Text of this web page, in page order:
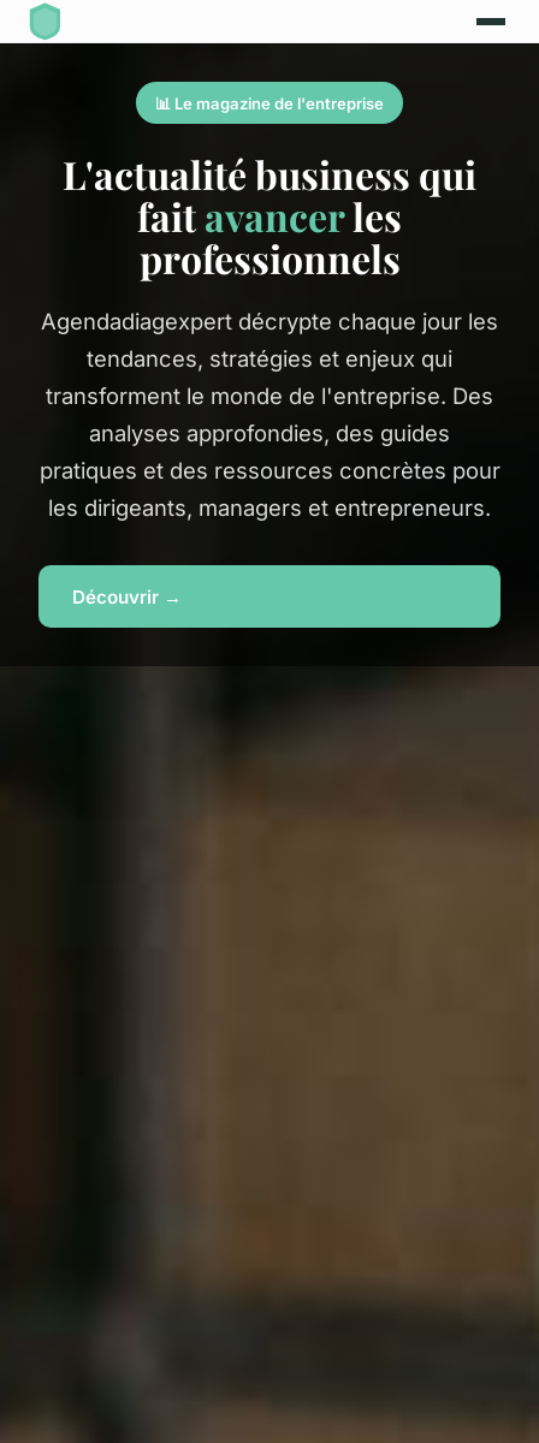
📊 Le magazine de l'entreprise
L'actualité business qui
faitavancerles
professionnels
Agendadiagexpert décrypte chaque jour les
tendances, stratégies et enjeux qui
transforment le monde de l'entreprise. Des
analyses approfondies, des guides
pratiques et des ressources concrètes pour
les dirigeants, managers et entrepreneurs.
Découvrir →